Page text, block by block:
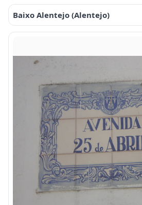
Baixo Alentejo (Alentejo)